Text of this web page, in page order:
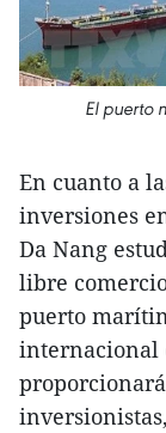
El puerto
En cuanto a
inversiones
Da Nang
libre
puerto
internacional